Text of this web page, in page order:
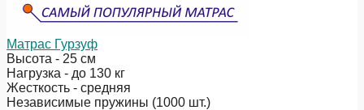
Матрас Гурзуф
Высота - 25 см
Нагрузка - до 130 кг
Жесткость - средняя
Независимые пружины (1000 шт.)